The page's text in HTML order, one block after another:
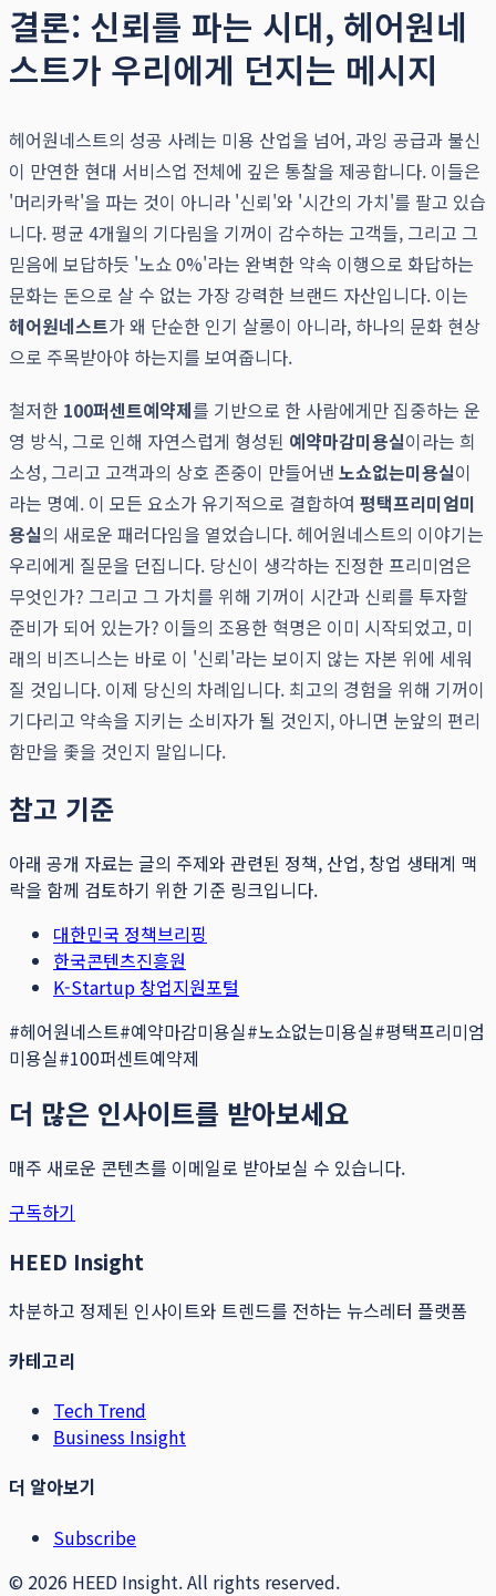
결론: 신뢰를 파는 시대, 헤어원네
스트가 우리에게 던지는 메시지
헤어원네스트의 성공 사례는 미용 산업을 넘어, 과잉 공급과 불신
이 만연한 현대 서비스업 전체에 깊은 통찰을 제공합니다. 이들은
'머리카락'을 파는 것이 아니라 '신뢰'와 '시간의 가치'를 팔고 있습
니다. 평균 4개월의 기다림을 기꺼이 감수하는 고객들, 그리고 그
믿음에 보답하듯 '노쇼 0%'라는 완벽한 약속 이행으로 화답하는
문화는 돈으로 살 수 없는 가장 강력한 브랜드 자산입니다. 이는
헤어원네스트가 왜 단순한 인기 살롱이 아니라, 하나의 문화 현상
으로 주목받아야 하는지를 보여줍니다.
철저한 100퍼센트예약제를 기반으로 한 사람에게만 집중하는 운
영 방식, 그로 인해 자연스럽게 형성된 예약마감미용실이라는 희
소성, 그리고 고객과의 상호 존중이 만들어낸 노쇼없는미용실이
라는 명예. 이 모든 요소가 유기적으로 결합하여 평택프리미엄미
용실의 새로운 패러다임을 열었습니다. 헤어원네스트의 이야기는
우리에게 질문을 던집니다. 당신이 생각하는 진정한 프리미엄은
무엇인가? 그리고 그 가치를 위해 기꺼이 시간과 신뢰를 투자할
준비가 되어 있는가? 이들의 조용한 혁명은 이미 시작되었고, 미
래의 비즈니스는 바로 이 '신뢰'라는 보이지 않는 자본 위에 세워
질 것입니다. 이제 당신의 차례입니다. 최고의 경험을 위해 기꺼이
기다리고 약속을 지키는 소비자가 될 것인지, 아니면 눈앞의 편리
함만을 좇을 것인지 말입니다.
참고 기준
아래 공개 자료는 글의 주제와 관련된 정책, 산업, 창업 생태계 맥
락을 함께 검토하기 위한 기준 링크입니다.
대한민국 정책브리핑
한국콘텐츠진흥원
K-Startup 창업지원포털
#헤어원네스트#예약마감미용실#노쇼없는미용실#평택프리미엄
미용실#100퍼센트예약제
더 많은 인사이트를 받아보세요
매주 새로운 콘텐츠를 이메일로 받아보실 수 있습니다.
구독하기
HEED Insight
차분하고 정제된 인사이트와 트렌드를 전하는 뉴스레터 플랫폼
카테고리
Tech Trend
Business Insight
더 알아보기
Subscribe
© 2026 HEED Insight. All rights reserved.